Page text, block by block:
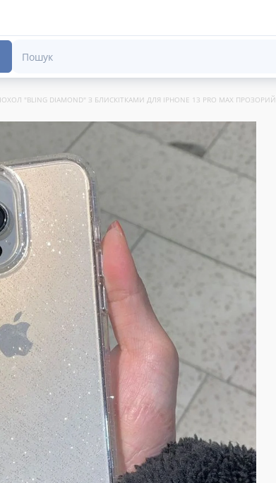
"BLING DIAMOND" З БЛИСКІТКАМИ ДЛЯ IPHONE 13 PRO MAX ПРОЗОРИЙ